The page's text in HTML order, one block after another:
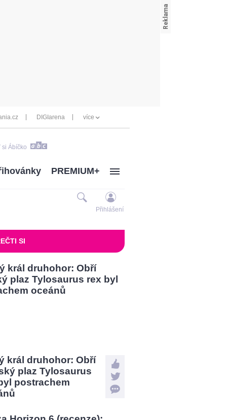
DIGIarena více
si Ábíčko
PREMIUM+
Přihlášení
SI
král druhohor: Obří
plaz Tylosaurus
postrachem